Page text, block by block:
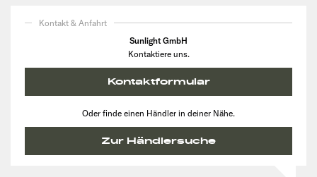
Kontakt & Anfahrt
Sunlight GmbH
Kontaktiere uns.
Kontaktformular
Oder finde einen Händler in deiner Nähe.
Zur Händlersuche